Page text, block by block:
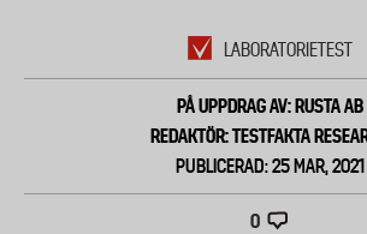
LABORATORIETEST
PÅ UPPDRAG AV: RUSTA AB
REDAKTÖR: TESTFAKTA
PUBLICERAD: 25 MAR, 2021
0